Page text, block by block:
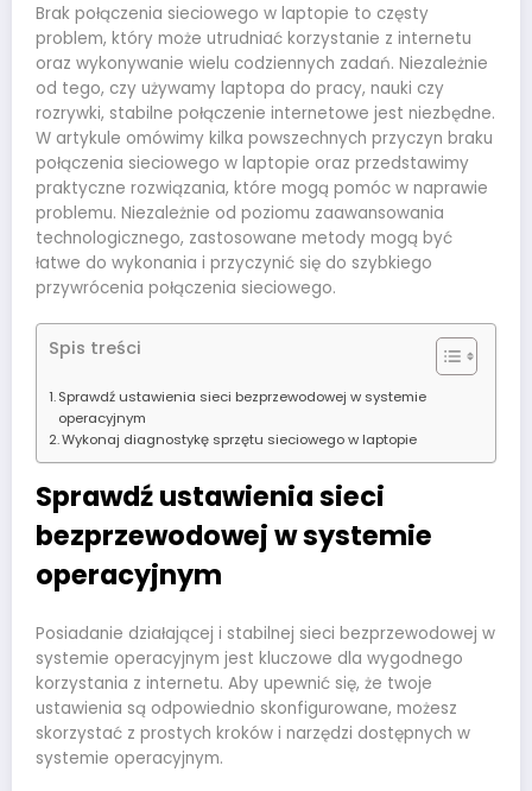
Brak połączenia sieciowego w laptopie to częsty
problem, który może utrudniać korzystanie z internetu
oraz wykonywanie wielu codziennych zadań. Niezależnie
od tego, czy używamy laptopa do pracy, nauki czy
rozrywki, stabilne połączenie internetowe jest niezbędne.
W artykule omówimy kilka powszechnych przyczyn braku
połączenia sieciowego w laptopie oraz przedstawimy
praktyczne rozwiązania, które mogą pomóc w naprawie
problemu. Niezależnie od poziomu zaawansowania
technologicznego, zastosowane metody mogą być
łatwe do wykonania i przyczynić się do szybkiego
przywrócenia połączenia sieciowego.
Spis treści
Sprawdź ustawienia sieci bezprzewodowej w systemie
operacyjnym
Wykonaj diagnostykę sprzętu sieciowego w laptopie
Sprawdź ustawienia sieci
bezprzewodowej w systemie
operacyjnym
Posiadanie działającej i stabilnej sieci bezprzewodowej w
systemie operacyjnym jest kluczowe dla wygodnego
korzystania z internetu. Aby upewnić się, że twoje
ustawienia są odpowiednio skonfigurowane, możesz
skorzystać z prostych kroków i narzędzi dostępnych w
systemie operacyjnym.